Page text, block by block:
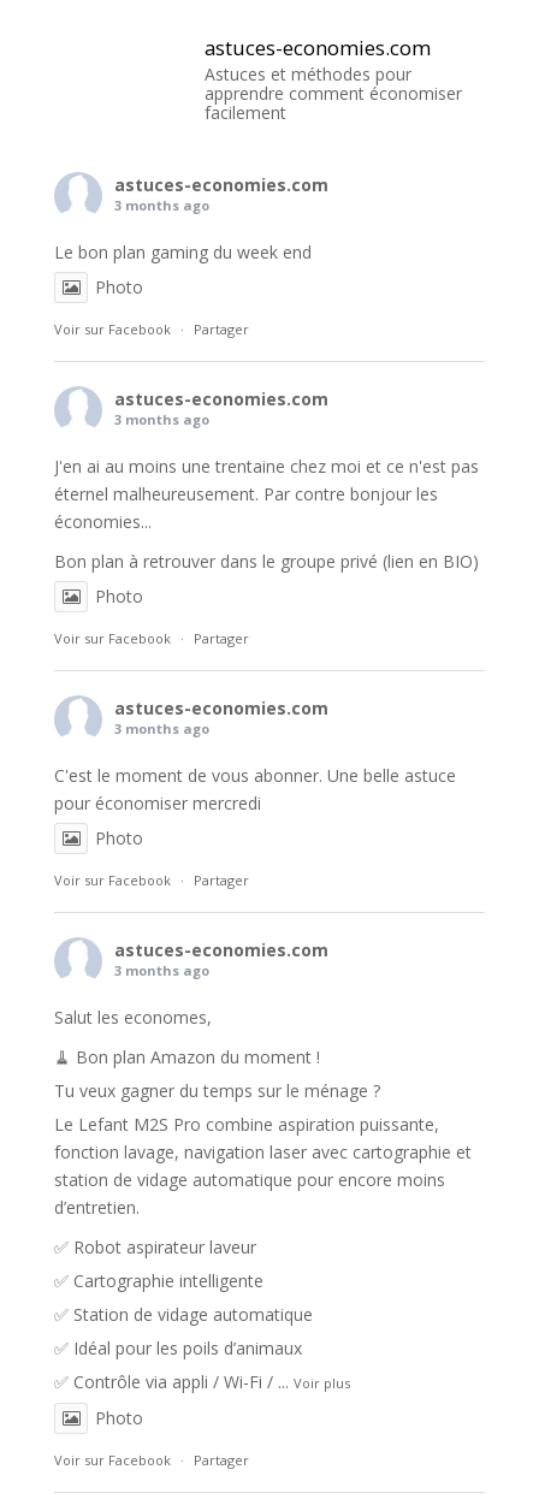
astuces-economies.com
Astuces et méthodes pour
apprendre comment économiser
facilement
astuces-economies.com
3 months ago
Le bon plan gaming du week end
Photo
Voir sur Facebook · Partager
astuces-economies.com
3 months ago
J'en ai au moins une trentaine chez moi et ce n'est pas
éternel malheureusement. Par contre bonjour les
économies...
Bon plan à retrouver dans le groupe privé (lien en BIO)
Photo
Voir sur Facebook · Partager
astuces-economies.com
3 months ago
C'est le moment de vous abonner. Une belle astuce
pour économiser mercredi
Photo
Voir sur Facebook · Partager
astuces-economies.com
3 months ago
Salut les economes,
🧹 Bon plan Amazon du moment !
Tu veux gagner du temps sur le ménage ?
Le Lefant M2S Pro combine aspiration puissante,
fonction lavage, navigation laser avec cartographie et
station de vidage automatique pour encore moins
d’entretien.
✅ Robot aspirateur laveur
✅ Cartographie intelligente
✅ Station de vidage automatique
✅ Idéal pour les poils d’animaux
✅ Contrôle via appli / Wi-Fi / ... Voir plus
Photo
Voir sur Facebook · Partager